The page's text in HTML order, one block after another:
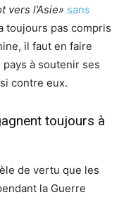
vers l’Asie» sans
toujours pas compris
il faut en faire
à soutenir ses
contre eux.
toujours à
de vertu que les
la Guerre